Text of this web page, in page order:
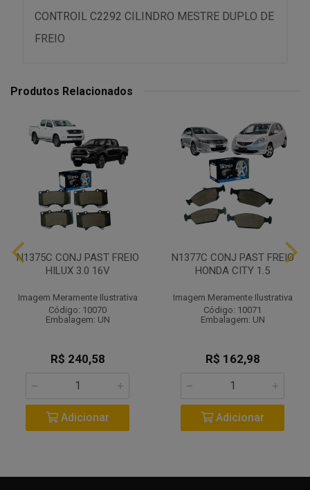
CONTROIL C2292 CILINDRO MESTRE DUPLO DE
FREIO
Produtos Relacionados
N1375C CONJ PAST FREIO
HILUX 3.0 16V
Imagem Meramente Ilustrativa
Código: 10070
Embalagem: UN
R$ 240,58
Adicionar
N1377C CONJ PAST FREIO
HONDA CITY 1.5
Imagem Meramente Ilustrativa
Código: 10071
Embalagem: UN
R$ 162,98
Adicionar